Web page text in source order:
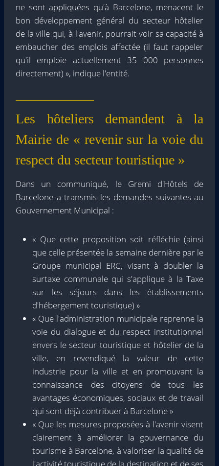
ne sont appliquées qu'à Barcelone, menacent le
bon développement général du secteur hôtelier
de la ville qui, à l'avenir, pourrait voir sa capacité à
embaucher des emplois affectée (il faut rappeler
qu'il emploie actuellement 35 000 personnes
directement) », indique l'entité.
Les hôteliers demandent à la
Mairie de « revenir sur la voie du
respect du secteur touristique »
Dans un communiqué, le Gremi d'Hôtels de
Barcelone a transmis les demandes suivantes au
Gouvernement Municipal :
« Que cette proposition soit réfléchie (ainsi
que celle présentée la semaine dernière par le
Groupe municipal ERC, visant à doubler la
surtaxe communale qui s'applique à la Taxe
sur les séjours dans les établissements
d'hébergement touristique) »
« Que l'administration municipale reprenne la
voie du dialogue et du respect institutionnel
envers le secteur touristique et hôtelier de la
ville, en revendiqué la valeur de cette
industrie pour la ville et en promouvant la
connaissance des citoyens de tous les
avantages économiques, sociaux et de travail
qui sont déjà contribuer à Barcelone »
« Que les mesures proposées à l'avenir visent
clairement à améliorer la gouvernance du
tourisme à Barcelone, à valoriser la qualité de